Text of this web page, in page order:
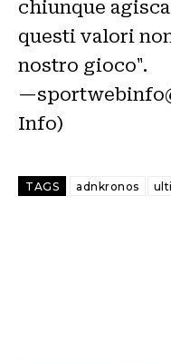
chiunque
questi valori
nostro gioco".
Info)
TAGS adnkronos